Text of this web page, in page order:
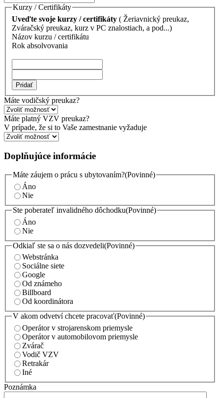
Kurzy / Certifikáty
Uveďte svoje kurzy / certifikáty ( Žeriavnický preukaz,
Zváračský preukaz, kurz v PC znalostiach, a pod...)
Názov kurzu / certifikátu
Rok absolvovania
Pridať
Máte vodičský preukaz?
Máte platný VZV preukaz?
V prípade, že si to Vaše zamestnanie vyžaduje
Doplňujúce informácie
Máte záujem o prácu s ubytovaním?(Povinné)
Áno
Nie
Ste poberateľ invalidného dôchodku(Povinné)
Áno
Nie
Odkiaľ ste sa o nás dozvedeli(Povinné)
Webstránka
Sociálne siete
Google
Od známeho
Billboard
Od koordinátora
V akom odvetví chcete pracovať(Povinné)
Operátor v strojarenskom priemysle
Operátor v automobilovom priemysle
Zvárač
Vodič VZV
Retrakár
Iné
Poznámka